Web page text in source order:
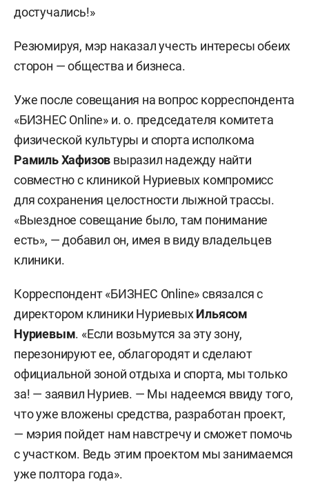
достучались!»
Резюмируя, мэр наказал учесть интересы обеих
сторон — общества и бизнеса.
Уже после совещания на вопрос корреспондента
«БИЗНЕС Online» и. о. председателя комитета
физической культуры и спорта исполкома
Рамиль Хафизов выразил надежду найти
совместно с клиникой Нуриевых компромисс
для сохранения целостности лыжной трассы.
«Выездное совещание было, там понимание
есть», — добавил он, имея в виду владельцев
клиники.
Корреспондент «БИЗНЕС Online» связался с
директором клиники НуриевыхИльясом
Нуриевым. «Если возьмутся за эту зону,
перезонируют ее, облагородят и сделают
официальной зоной отдыха и спорта, мы только
за! — заявил Нуриев. — Мы надеемся ввиду того,
что уже вложены средства, разработан проект,
— мэрия пойдет нам навстречу и сможет помочь
с участком. Ведь этим проектом мы занимаемся
уже полтора года».